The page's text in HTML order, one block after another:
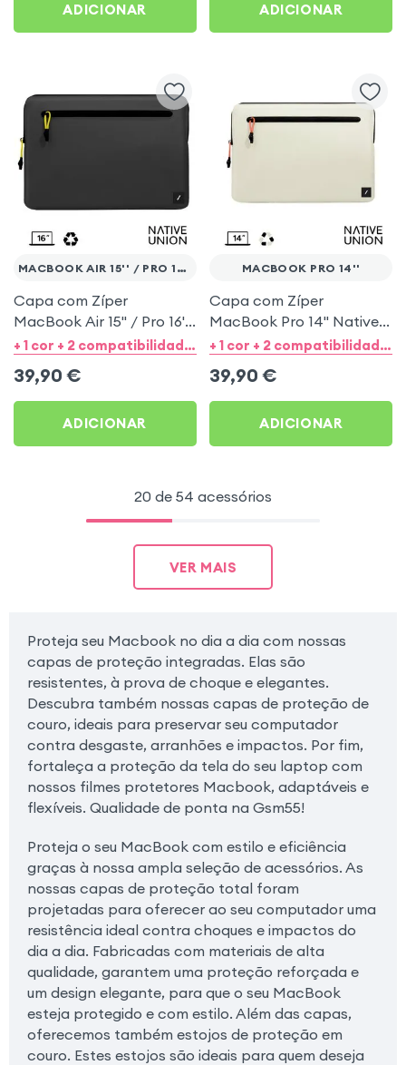
ADICIONAR ADICIONAR
MACBOOK AIR 15'' / PRO 16''
Capa com Zíper
MacBook Air 15'' / Pro 16''
Native Union Ultralight
+ 1 cor + 2 compatibilidades de categorias
39,90 €
ADICIONAR
MACBOOK PRO 14''
Capa com Zíper
MacBook Pro 14'' Native
Union Ultralight Creme
+ 1 cor + 2 compatibilidades de categorias
39,90 €
ADICIONAR
20 de 54 acessórios
VER MAIS
Proteja seu Macbook no dia a dia com nossas
capas de proteção integradas. Elas são
resistentes, à prova de choque e elegantes.
Descubra também nossas capas de proteção de
couro, ideais para preservar seu computador
contra desgaste, arranhões e impactos. Por fim,
fortaleça a proteção da tela do seu laptop com
nossos filmes protetores Macbook, adaptáveis e
flexíveis. Qualidade de ponta na Gsm55!
Proteja o seu MacBook com estilo e eficiência
graças à nossa ampla seleção de acessórios. As
nossas capas de proteção total foram
projetadas para oferecer ao seu computador uma
resistência ideal contra choques e impactos do
dia a dia. Fabricadas com materiais de alta
qualidade, garantem uma proteção reforçada e
um design elegante, para que o seu MacBook
esteja protegido e com estilo. Além das capas,
oferecemos também estojos de proteção em
couro. Estes estojos são ideais para quem deseja